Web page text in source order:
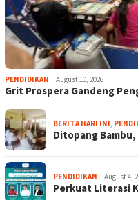
PENDIDIKAN August 10, 2026
Grit Prospera Gandeng
BERITA HARI INI
Ditopang
PENDIDIKAN August 4,
Perkuat Literasi